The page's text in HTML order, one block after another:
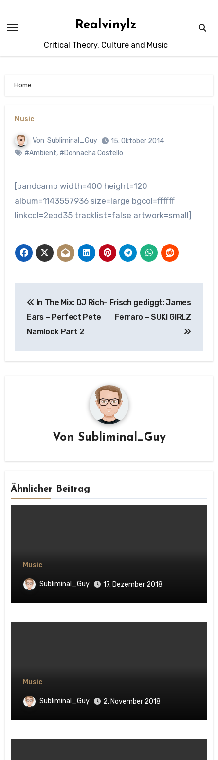
springen
Realvinylz
Critical Theory, Culture and Music
Home
Music
Von Subliminal_Guy
15. Oktober 2014
#Ambient, #Donnacha Costello
[bandcamp width=400 height=120
album=1143557936 size=large bgcol=ffffff
linkcol=2ebd35 tracklist=false artwork=small]
In The Mix: DJ Rich-
Ears – Perfect Pete
Namlook Part 2
Frisch gediggt: James
Ferraro – SUKI GIRLZ
Von Subliminal_Guy
Ähnlicher Beitrag
Music
Subliminal_Guy 17. Dezember 2018
Music
Subliminal_Guy 2. November 2018